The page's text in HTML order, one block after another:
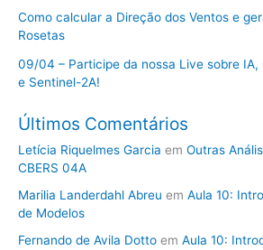
Como calcular a Direção dos Ventos e
Rosetas
09/04 – Participe da nossa Live sobre IA,
e Sentinel-2A!
Últimos Comentários
Letícia Riquelmes Garcia em Outras
CBERS 04A
Marilia Landerdahl Abreu em Aula 10:
de Modelos
Fernando de Avila Dotto em Aula 10: